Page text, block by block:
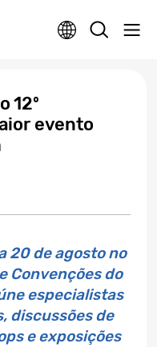
12º
evento
20 de agosto no
Convenções do
especialistas
discussões de
e exposições